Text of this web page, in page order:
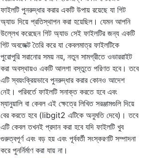
ফাইলটি পুনরুদ্ধার করার একটি উপায় রয়েছে যা গিট
অ্যাড দিয়ে প্রতিস্থাপন করা হয়েছিল। যেমন আপনি
উল্লেখ করেছেন গিট অ্যাড সেই ফাইলটির জন্য একটি
গিট অবজেক্ট তৈরি করে যা কেবলমাত্র ফাইলটিকে
পুরোপুরি সরানোর সময় নয়, নতুন সামগ্রীতে ওভাররাইট
করা অবস্থায়ও একটি আলগা বস্তুতে পরিণত হবে। তবে
এটি স্বয়ংক্রিয়ভাবে পুনরুদ্ধার করার কোনও আদেশ
নেই। পরিবর্তে ফাইলটি সনাক্ত করতে হবে এবং
ম্যানুয়ালি বা কেবল এই ক্ষেত্রে লিখিত সরঞ্জামগুলি দিয়ে
বের করতে হবে (libgit2 এটিকে অনুমতি দেবে)। তবে
এটি কেবল তখনই প্রদান করা হবে যদি ফাইলটি খুব
গুরুত্বপূর্ণ এবং বড় হয় এবং পূর্ববর্তী সংস্করণটি সম্পাদনা
করে পুনর্নির্মাণ করা যায় না।